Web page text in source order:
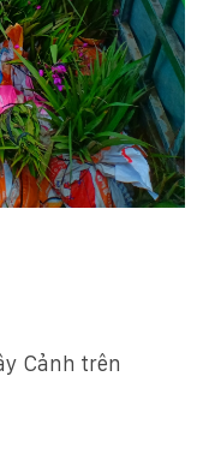
Cảnh trên